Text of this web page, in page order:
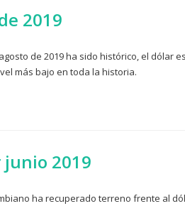
2019
de 2019 ha sido histórico, el dólar
más bajo en toda la historia.
2019
ha recuperado terreno frente al